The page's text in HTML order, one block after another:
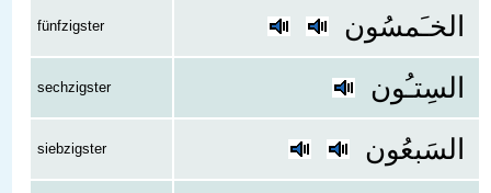
fünfzigster الخـَمسُون
sechzigster السِتـُون
siebzigster السَبعُون